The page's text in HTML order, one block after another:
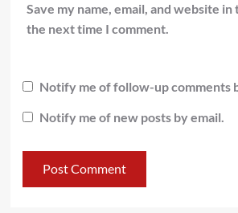
Save my name, email, and website
the next time I comment.
Notify me of follow-up comments
Notify me of new posts by email.